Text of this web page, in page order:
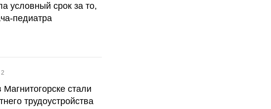
условный срок за то,
педиатра
2
стали
трудоустройства